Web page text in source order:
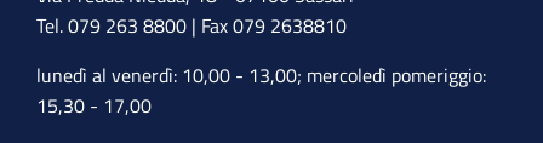
Tel. 079 263 8800 | Fax 079 2638810
lunedì al venerdì: 10,00 - 13,00; mercoledì pomeriggio:
15,30 - 17,00